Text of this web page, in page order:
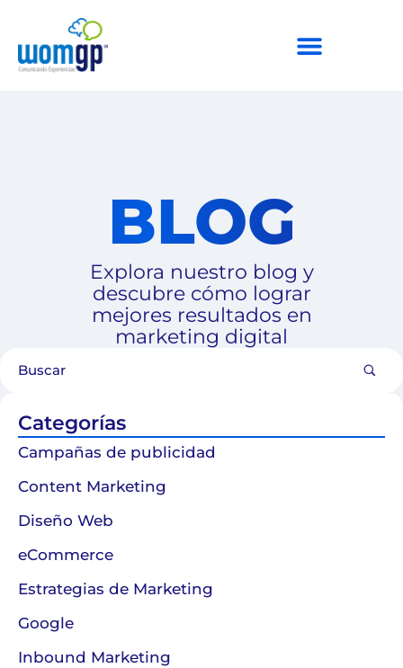
BLOG
Explora nuestro blog y
descubre cómo lograr
mejores resultados en
marketing digital
Categorías
Campañas de publicidad
Content Marketing
Diseño Web
eCommerce
Estrategias de Marketing
Google
Inbound Marketing